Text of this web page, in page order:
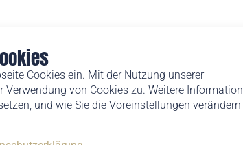
Cookies ein. Mit der Nutzung unserer
Verwendung von Cookies zu. Weitere Information
und wie Sie die Voreinstellungen verändern